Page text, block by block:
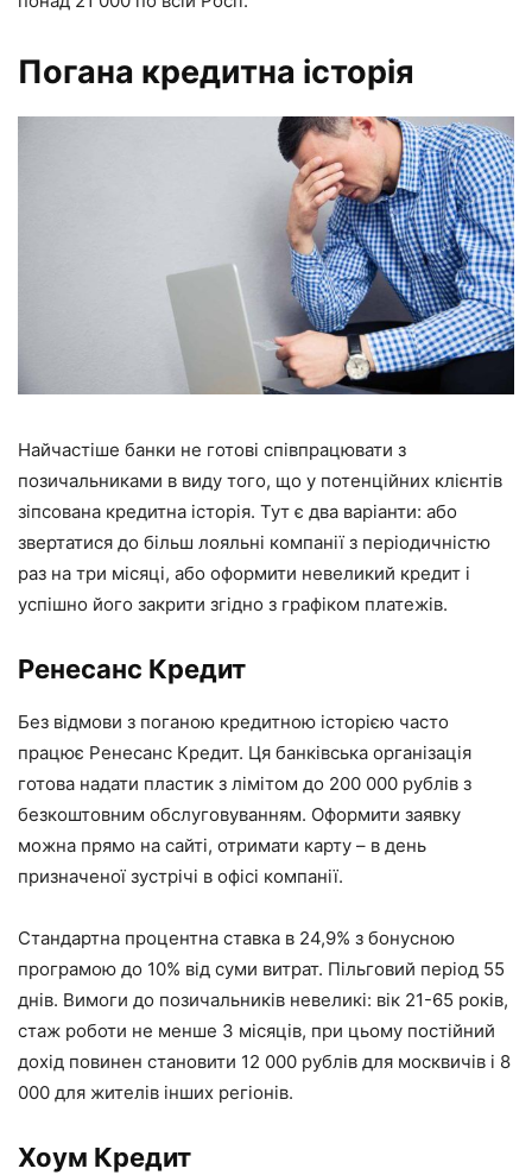
Погана кредитна історія
Найчастіше банки не готові співпрацювати з
позичальниками в виду того, що у потенційних клієнтів
зіпсована кредитна історія. Тут є два варіанти: або
звертатися до більш лояльні компанії з періодичністю
раз на три місяці, або оформити невеликий кредит і
успішно його закрити згідно з графіком платежів.
Ренесанс Кредит
Без відмови з поганою кредитною історією часто
працює Ренесанс Кредит. Ця банківська організація
готова надати пластик з лімітом до 200 000 рублів з
безкоштовним обслуговуванням. Оформити заявку
можна прямо на сайті, отримати карту – в день
призначеної зустрічі в офісі компанії.
Стандартна процентна ставка в 24,9% з бонусною
програмою до 10% від суми витрат. Пільговий період 55
днів. Вимоги до позичальників невеликі: вік 21-65 років,
стаж роботи не менше 3 місяців, при цьому постійний
дохід повинен становити 12 000 рублів для москвичів і 8
000 для жителів інших регіонів.
Хоум Кредит